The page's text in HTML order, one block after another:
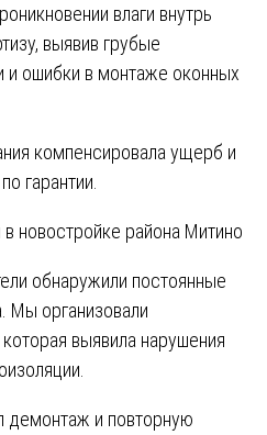
влаги внутрь
выявив грубые
и ошибки в монтаже оконных
компенсировала ущерб и
гарантии.
новостройке района Митино
обнаружили постоянные
Мы организовали
выявила нарушения
демонтаж и повторную